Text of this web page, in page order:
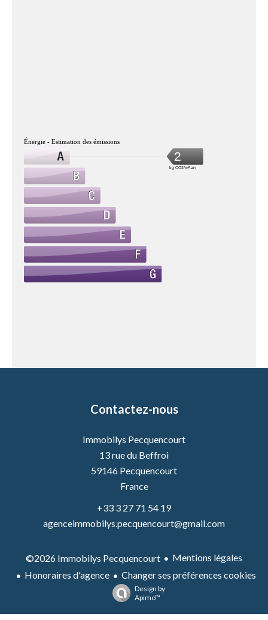
Énergie - Estimation des émissions
2
kg CO2/m².an
Contactez-nous
Immobilys Pecquencourt
13 rue du Beffroi
59146 Pecquencourt
France
+33 3 27 71 54 19
agenceimmobilys.pecquencourt@gmail.com
©2026 Immobilys Pecquencourt
Mentions légales
Honoraires d'agence
Changer ses préférences cookies
Design by
Apimo™